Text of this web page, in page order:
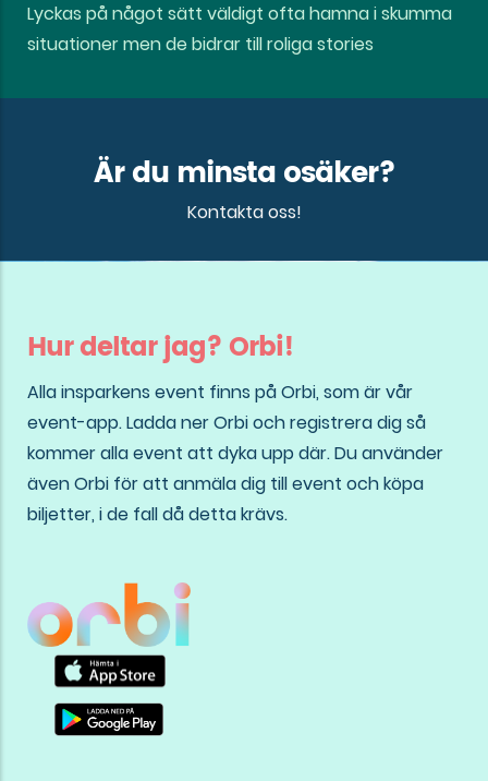
Lyckas på något sätt väldigt ofta hamna i skumma
situationer men de bidrar till roliga stories
Är du minsta osäker?
Kontakta oss!
Hur deltar jag? Orbi!
Alla insparkens event finns på Orbi, som är vår
event-app. Ladda ner Orbi och registrera dig så
kommer alla event att dyka upp där. Du använder
även Orbi för att anmäla dig till event och köpa
biljetter, i de fall då detta krävs.